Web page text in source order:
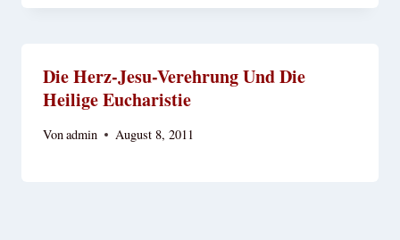
Die Herz-Jesu-Verehrung Und Die
Heilige Eucharistie
Vonadmin August 8, 2011